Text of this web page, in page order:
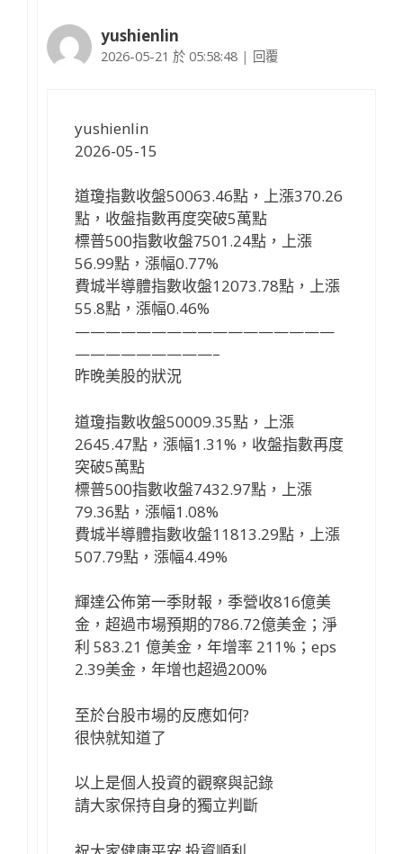
yushienlin
2026-05-21 於 05:58:48 | 回覆
yushienlin
2026-05-15
道瓊指數收盤50063.46點，上漲370.26
點，收盤指數再度突破5萬點
標普500指數收盤7501.24點，上漲
56.99點，漲幅0.77%
費城半導體指數收盤12073.78點，上漲
55.8點，漲幅0.46%
—————————————————
—————————–
昨晚美股的狀況
道瓊指數收盤50009.35點，上漲
2645.47點，漲幅1.31%，收盤指數再度
突破5萬點
標普500指數收盤7432.97點，上漲
79.36點，漲幅1.08%
費城半導體指數收盤11813.29點，上漲
507.79點，漲幅4.49%
輝達公佈第一季財報，季營收816億美
金，超過市場預期的786.72億美金；淨
利 583.21 億美金，年增率 211%；eps
2.39美金，年增也超過200%
至於台股市場的反應如何?
很快就知道了
以上是個人投資的觀察與記錄
請大家保持自身的獨立判斷